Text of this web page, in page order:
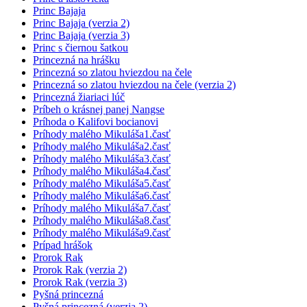
Princ Bajaja
Princ Bajaja (verzia 2)
Princ Bajaja (verzia 3)
Princ s čiernou šatkou
Princezná na hrášku
Princezná so zlatou hviezdou na čele
Princezná so zlatou hviezdou na čele (verzia 2)
Princezná žiariaci lúč
Príbeh o krásnej panej Nangse
Príhoda o Kalifovi bocianovi
Príhody malého Mikuláša1.časť
Príhody malého Mikuláša2.časť
Príhody malého Mikuláša3.časť
Príhody malého Mikuláša4.časť
Príhody malého Mikuláša5.časť
Príhody malého Mikuláša6.časť
Príhody malého Mikuláša7.časť
Príhody malého Mikuláša8.časť
Príhody malého Mikuláša9.časť
Prípad hrášok
Prorok Rak
Prorok Rak (verzia 2)
Prorok Rak (verzia 3)
Pyšná princezná